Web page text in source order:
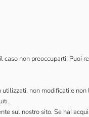
non preoccuparti! Puoi
non modificati e non
sul nostro sito. Se hai